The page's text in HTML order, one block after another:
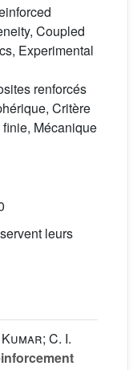
Coupled
Experimental
renforcés
Critère
Mécanique
leurs
C. I.